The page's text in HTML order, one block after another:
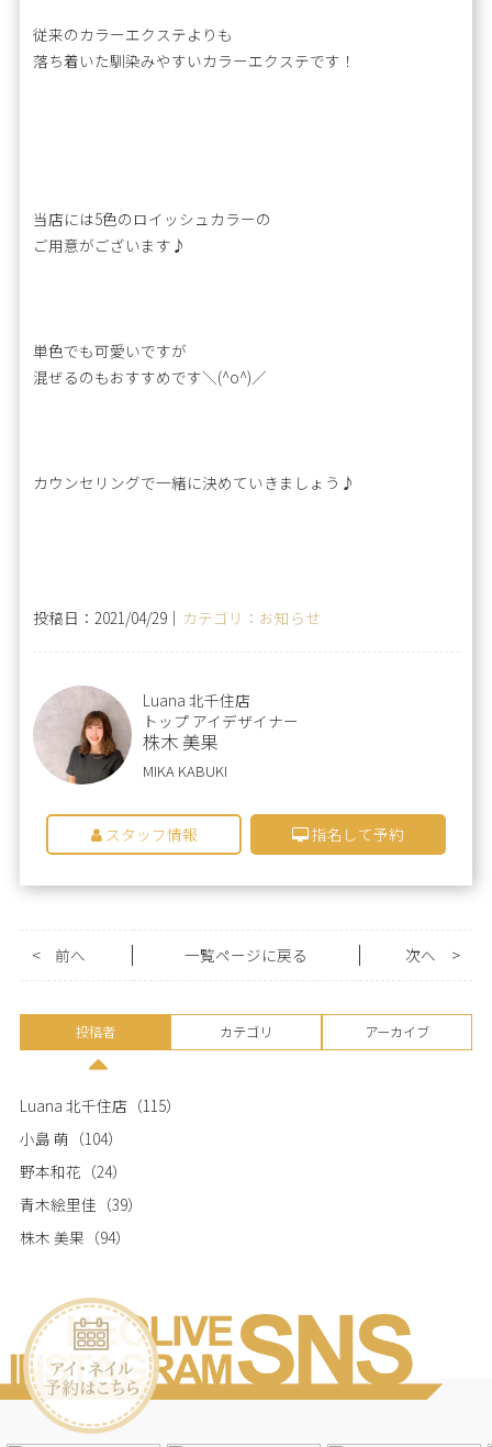
従来のカラーエクステよりも
落ち着いた馴染みやすいカラーエクステです！
当店には5色のロイッシュカラーの
ご用意がございます♪
単色でも可愛いですが
混ぜるのもおすすめです＼(^o^)／
カウンセリングで一緒に決めていきましょう♪
投稿日：2021/04/29｜ カテゴリ：お知らせ
Luana 北千住店
トップ アイデザイナー
株木 美果
MIKA KABUKI
スタッフ情報 指名して予約
< 前へ 一覧ページに戻る >
次へ
投稿者 カテゴリ アーカイブ
Luana 北千住店 （115）
小島 萌 （104）
野本和花 （24）
青木絵里佳 （39）
株木 美果 （94）